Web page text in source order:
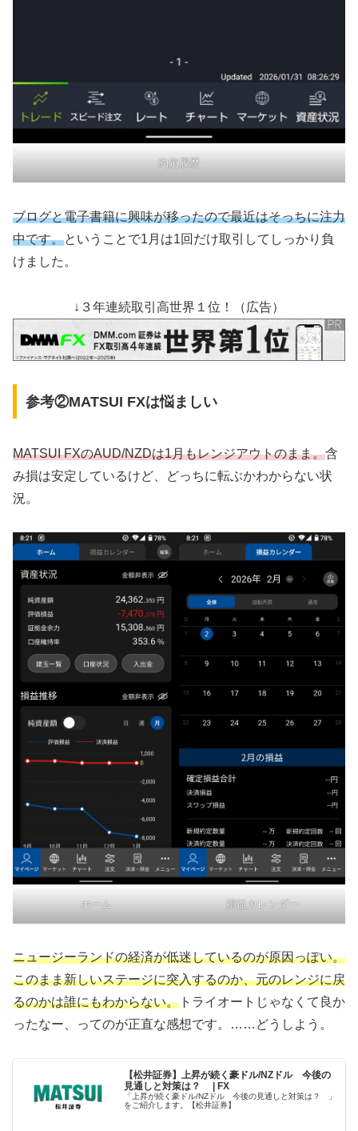
約定履歴
ブログと電子書籍に興味が移ったので最近はそっちに注力
中です。ということで1月は1回だけ取引してしっかり負
けました。
↓３年連続取引高世界１位！（広告）
参考②MATSUI FXは悩ましい
MATSUI FXのAUD/NZDは1月もレンジアウトのまま。含
み損は安定しているけど、どっちに転ぶかわからない状
況。
ホーム 損益カレンダー
ニュージーランドの経済が低迷しているのが原因っぽい。
このまま新しいステージに突入するのか、元のレンジに戻
るのかは誰にもわからない。 トライオートじゃなくて良か
ったなー、ってのが正直な感想です。……どうしよう。
【松井証券】上昇が続く豪ドル/NZドル 今後の
見通しと対策は？ | FX
「上昇が続く豪ドル/NZドル 今後の見通しと対策は？ 」
をご紹介します。【松井証券】